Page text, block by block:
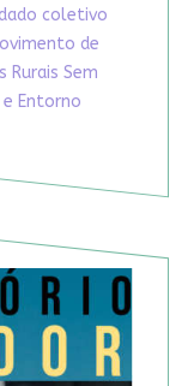
coletivo
de
Rurais Sem
e Entorno